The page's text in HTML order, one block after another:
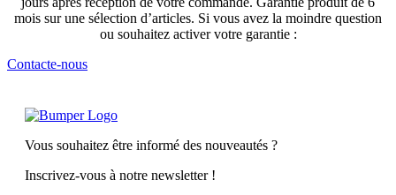
mois sur une sélection d’articles. Si vous avez la moindre question
ou souhaitez activer votre garantie :
Contacte-nous
Vous souhaitez être informé des nouveautés ?
Inscrivez-vous à notre newsletter !